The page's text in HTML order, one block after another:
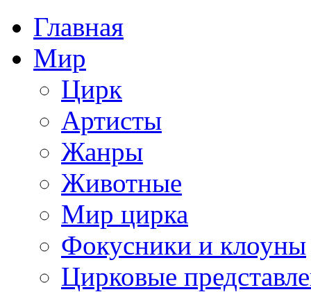
Главная
Мир
Цирк
Артисты
Жанры
Животные
Мир цирка
Фокусники и клоуны
Цирковые